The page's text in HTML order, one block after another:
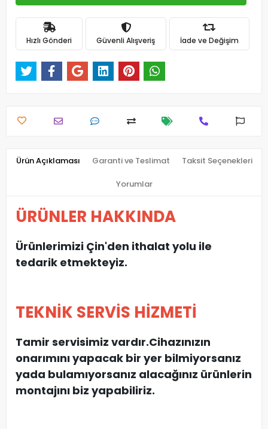
Hızlı Gönderi Güvenli Alışveriş İade ve Değişim
Ürün Açıklaması Garanti ve Teslimat Taksit Seçenekleri
Yorumlar
ÜRÜNLER HAKKINDA
Ürünlerimizi Çin'den ithalat yolu ile
tedarik etmekteyiz.
TEKNİK SERVİS HİZMETİ
Tamir servisimiz vardır.Cihazınızın
onarımını yapacak bir yer bilmiyorsanız
yada bulamıyorsanız alacağınız ürünlerin
montajını biz yapabiliriz.